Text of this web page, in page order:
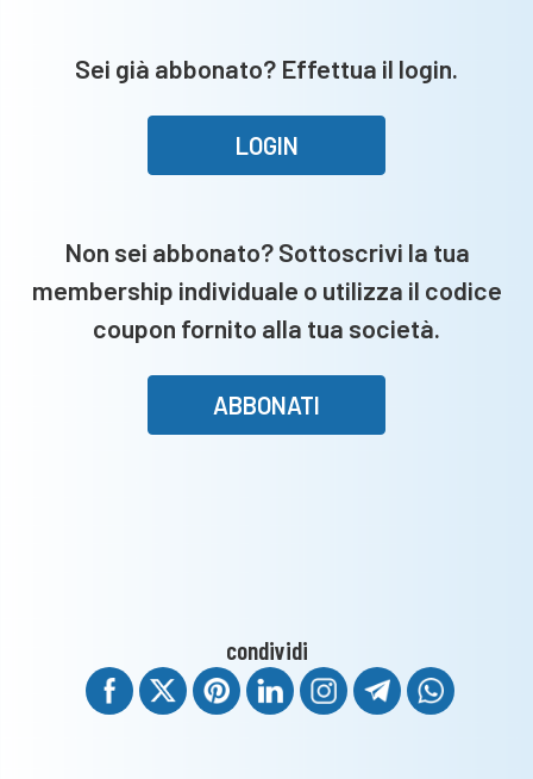
schierano
migliori.
è
stata
la
tutti”
Sei già abbonato? Effettua il login.
LOGIN
Non sei abbonato? Sottoscrivi la tua
membership individuale o utilizza il codice
coupon fornito alla tua società.
ABBONATI
condividi